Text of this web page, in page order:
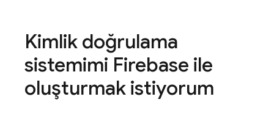
Kimlik doğrulama
sistemimi Firebase ile
oluşturmak istiyorum